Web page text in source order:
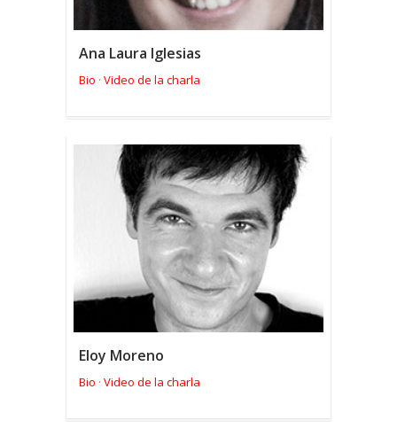
Ana Laura Iglesias
Bio · Video de la charla
Eloy Moreno
Bio · Video de la charla